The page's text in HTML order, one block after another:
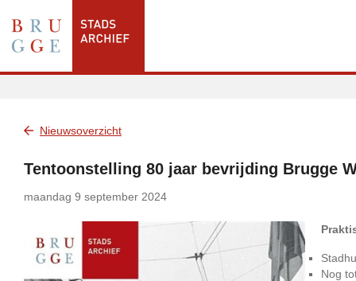
Nieuwsoverzicht
Tentoonstelling 80 jaar bevrijding Brugge
maandag 9 september 2024
Nog